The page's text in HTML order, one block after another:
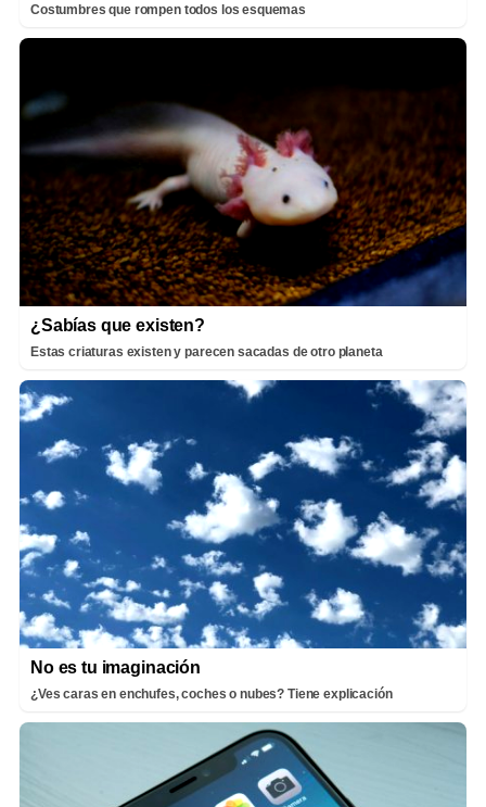
Costumbres que rompen todos los esquemas
¿Sabías que existen?
Estas criaturas existen y parecen sacadas de otro planeta
No es tu imaginación
¿Ves caras en enchufes, coches o nubes? Tiene explicación